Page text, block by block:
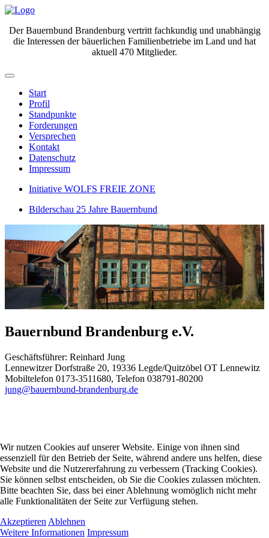
Der Bauernbund Brandenburg vertritt fachkundig und unabhängig
die Interessen der bäuerlichen Familienbetriebe im Land und hat
aktuell 470 Mitglieder.
Start
Profil
Standpunkte
Forderungen
Versprechen
Kontakt
Datenschutz
Impressum
Initiative WOLFS FREIE ZONE
Bilderschau 25 Jahre Bauernbund
Bauernbund Brandenburg e.V.
Geschäftsführer: Reinhard Jung
Lennewitzer Dorfstraße 20, 19336 Legde/Quitzöbel OT Lennewitz
Mobiltelefon 0173-3511680, Telefon 038791-80200
jung@bauernbund-brandenburg.de
Wir nutzen Cookies auf unserer Website. Einige von ihnen sind
essenziell für den Betrieb der Seite, während andere uns helfen, diese
Website und die Nutzererfahrung zu verbessern (Tracking Cookies).
Sie können selbst entscheiden, ob Sie die Cookies zulassen möchten.
Bitte beachten Sie, dass bei einer Ablehnung womöglich nicht mehr
alle Funktionalitäten der Seite zur Verfügung stehen.
Akzeptieren Ablehnen
Weitere Informationen Impressum